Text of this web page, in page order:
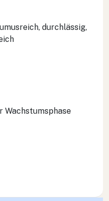
durchlässig,
Wachstumsphase